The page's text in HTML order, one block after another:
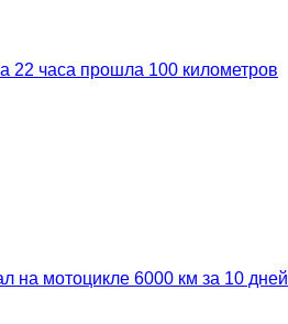
22 часа прошла 100 километров
на мотоцикле 6000 км за 10 дней